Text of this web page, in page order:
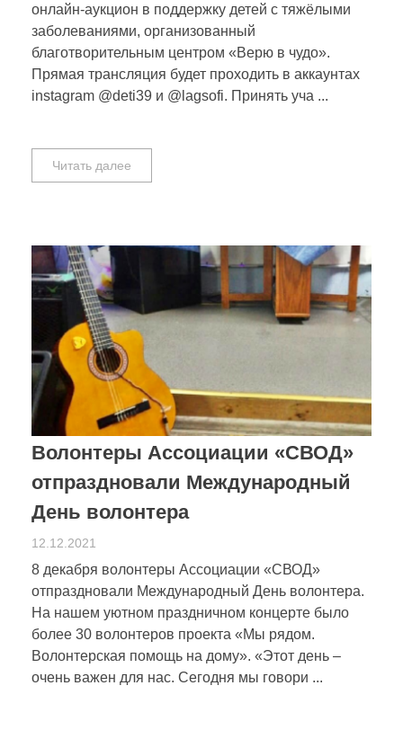
онлайн-аукцион в поддержку детей с тяжёлыми
заболеваниями, организованный
благотворительным центром «Верю в чудо».
Прямая трансляция будет проходить в аккаунтах
instagram @deti39 и @lagsofi. Принять уча ...
Читать далее
Волонтеры Ассоциации «СВОД»
отпраздновали Международный
День волонтера
12.12.2021
8 декабря волонтеры Ассоциации «СВОД»
отпраздновали Международный День волонтера.
На нашем уютном праздничном концерте было
более 30 волонтеров проекта «Мы рядом.
Волонтерская помощь на дому». «Этот день –
очень важен для нас. Сегодня мы говори ...